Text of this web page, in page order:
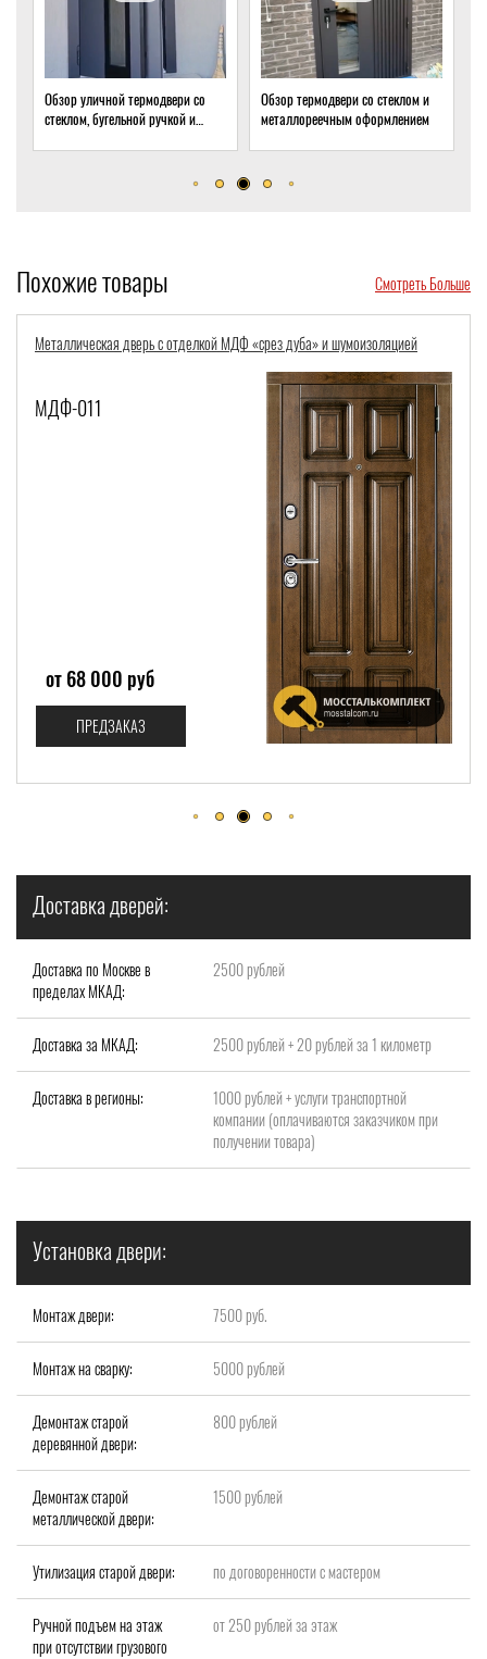
Обзор уличной термодвери со
стеклом, бугельной ручкой и
Обзор термодвери со стеклом и
металлореечным оформлением
Похожие товары Смотреть Больше
дверь с отделкой МДФ «срез дуба» и шумоизоляцией
011
000 руб
ПРЕДЗАКАЗ
СТК-
Доставка дверей:
Доставка по Москве в
пределах МКАД:
2500 рублей
Доставка за МКАД: 2500 рублей + 20 рублей за 1 километр
Доставка в регионы:
1000 рублей + услуги транспортной
компании (оплачиваются заказчиком при
получении товара)
Установка двери:
Монтаж двери: 7500 руб.
Монтаж на сварку: 5000 рублей
Демонтаж старой
деревянной двери:
800 рублей
Демонтаж старой
металлической двери:
1500 рублей
Утилизация старой двери: по договоренности с мастером
Ручной подъем на этаж
при отсутствии грузового
от 250 рублей за этаж